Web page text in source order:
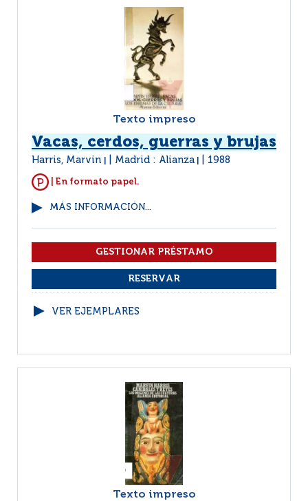
Texto impreso
Vacas, cerdos, guerras y brujas
Harris, Marvin Madrid : Alianza 1988
| En formato papel.
MÁS INFORMACIÓN...
VER EJEMPLARES
Texto impreso